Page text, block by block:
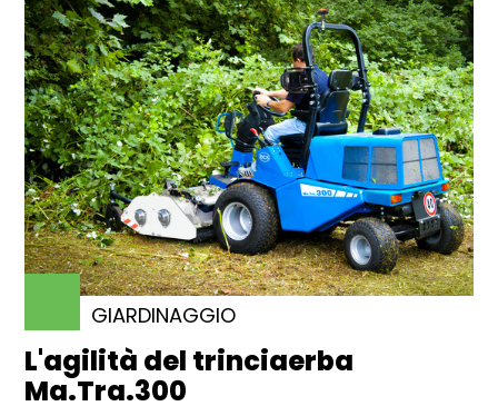
GIARDINAGGIO
L'agilità del trinciaerba
Ma.Tra.300